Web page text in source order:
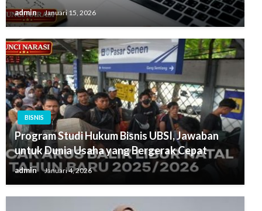
admin Januari 15, 2026
BISNIS
Program Studi Hukum Bisnis UBSI, Jawaban
untuk Dunia Usaha yang Bergerak Cepat
admin Januari 4, 2026